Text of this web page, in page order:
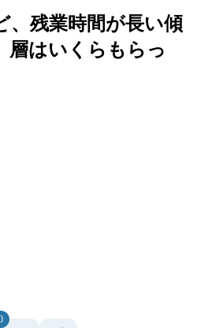
、残業時間が長い傾
はいくらもらっ